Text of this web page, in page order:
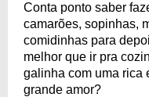
Conta ponto saber
camarões, sopinhas,
comidinhas para
melhor que ir pra
galinha com uma rica
grande amor?